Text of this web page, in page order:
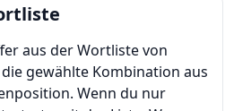
aus der Wortliste von
gewählte Kombination aus
Wenn du nur